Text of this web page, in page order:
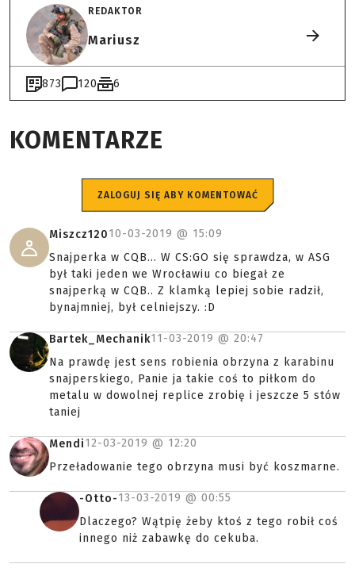
REDAKTOR
Mariusz
873 120 6
KOMENTARZE
ZALOGUJ SIĘ ABY KOMENTOWAĆ
Miszcz12010-03-2019 @ 15:09
Snajperka w CQB... W CS:GO się sprawdza, w ASG
był taki jeden we Wrocławiu co biegał ze
snajperką w CQB.. Z klamką lepiej sobie radził,
bynajmniej, był celniejszy. :D
Bartek_Mechanik11-03-2019 @ 20:47
Na prawdę jest sens robienia obrzyna z karabinu
snajperskiego, Panie ja takie coś to piłkom do
metalu w dowolnej replice zrobię i jeszcze 5 stów
taniej
Mendi12-03-2019 @ 12:20
Przeładowanie tego obrzyna musi być koszmarne.
-Otto-13-03-2019 @ 00:55
Dlaczego? Wątpię żeby ktoś z tego robił coś
innego niż zabawkę do cekuba.